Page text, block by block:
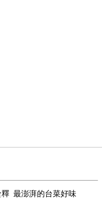
釋 最澎湃的台菜好味